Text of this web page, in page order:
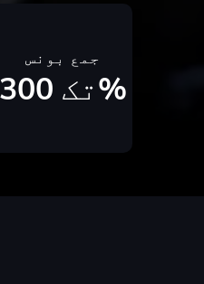
جمع بونس
تک 300%